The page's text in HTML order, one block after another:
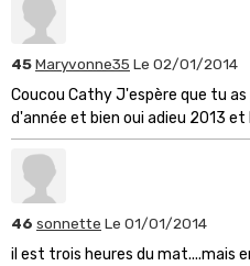
45Maryvonne35 Le 02/01/2014
Coucou Cathy J'espère que tu
d'année et bien oui adieu 2013 et
46 sonnette Le 01/01/2014
il est trois heures du mat....mais